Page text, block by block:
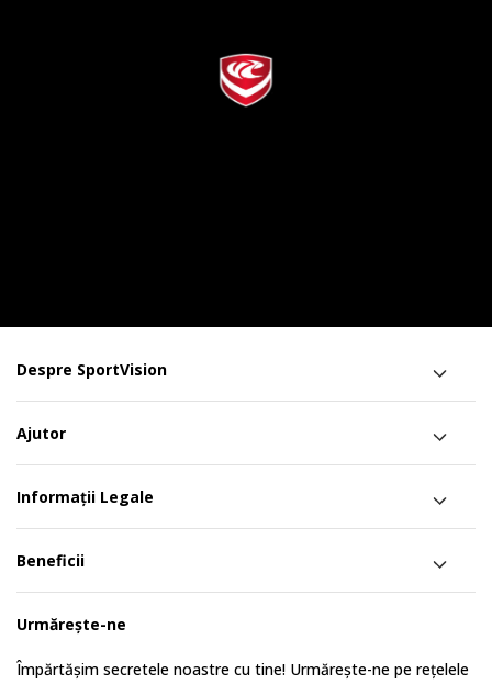
Despre SportVision
Ajutor
Informații Legale
Beneficii
Urmărește-ne
Împărtășim secretele noastre cu tine! Urmărește-ne pe rețelele